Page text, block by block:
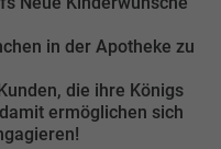
in der Apotheke zu
die ihre Königs
ermöglichen sich